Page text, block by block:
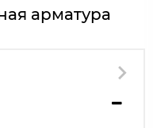
арматура